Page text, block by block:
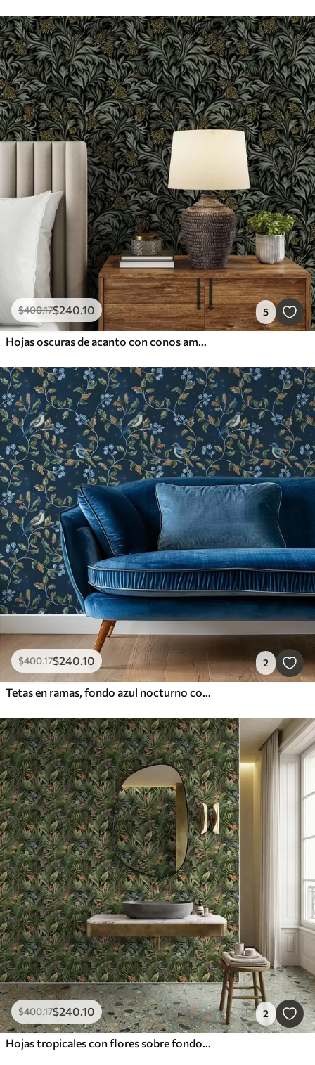
$400.17$240.10 5
Hojas oscuras de acanto con conos amarillos sobre fondo negro
$400.17$240.10 2
Tetas en ramas, fondo azul nocturno con chispas
$400.17$240.10 2
Hojas tropicales con flores sobre fondo oscuro